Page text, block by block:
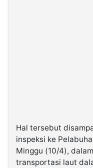
Hal tersebut
inspeksi ke
Minggu (10/4),
transportasi laut